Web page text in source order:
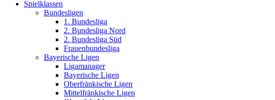
Spielklassen
Bundesligen
1. Bundesliga
2. Bundesliga Nord
2. Bundesliga Süd
Frauenbundesliga
Bayerische Ligen
Ligamanager
Bayerische Ligen
Oberfränkische Ligen
Mittelfränkische Ligen